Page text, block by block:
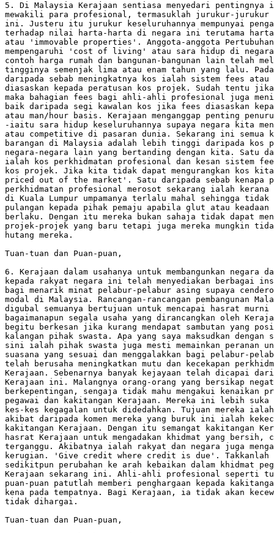
5. Di Malaysia Kerajaan sentiasa menyedari
mewakili para profesional, termasuklah jurukur-jurukur
ini. Justeru itu jurukur keseluruhannya mempunyai
terhadap nilai harta-harta di negara ini terutama
atau 'immovable properties'. Anggota-anggota
mempengaruhi 'cost of living' atau sara hidup di
contoh harga rumah dan bangunan-bangunan lain telah
tingginya semenjak lima atau enam tahun yang lalu.
daripada sebab meningkatnya kos ialah sistem fees atau
diasaskan kepada peratusan kos projek. Sudah tentu
maka bahagian fees bagi ahli-ahli profesional juga
baik daripada segi kawalan kos jika fees diasaskan
atau man/hour basis. Kerajaan menganggap penting
-iaitu sara hidup keseluruhannya supaya negara kita
atau competitive di pasaran dunia. Sekarang ini semua
barangan di Malaysia adalah lebih tinggi daripada kos
negara-negara lain yang bertanding dengan kita. Satu
ialah kos perkhidmatan profesional dan kesan sistem
kos projek. Jika kita tidak dapat mengurangkan kos
priced out of the market'. Satu daripada sebab kenapa
perkhidmatan profesional merosot sekarang ialah kerana
di Kuala Lumpur umpamanya terlalu mahal sehingga tidak
pulangan kepada pihak pemaju apabila glut atau
berlaku. Dengan itu mereka bukan sahaja tidak dapat
projek-projek yang baru tetapi juga mereka mungkin
hutang mereka.
Tuan-tuan dan Puan-puan,
6. Kerajaan dalam usahanya untuk membangunkan negara
kepada rakyat negara ini telah menyediakan berbagai
bagi menarik minat pelabur-pelabur asing supaya
modal di Malaysia. Rancangan-rancangan pembangunan
digubal semuanya bertujuan untuk mencapai hasrat
bagaimanapun segala usaha yang dirancangkan oleh
begitu berkesan jika kurang mendapat sambutan yang
kalangan pihak swasta. Apa yang saya maksudkan
sini ialah pihak swasta juga mesti memainkan peranan
suasana yang sesuai dan menggalakkan bagi pelabur-
telah berusaha meningkatkan mutu dan kecekapan
Kerajaan. Sebenarnya banyak kejayaan telah dicapai
Kerajaan ini. Malangnya orang-orang yang bersikap
berkepentingan, sengaja tidak mahu mengakui kenaikan
pegawai dan kakitangan Kerajaan. Mereka ini lebih
kes-kes kegagalan untuk didedahkan. Tujuan mereka
akibat daripada komen mereka yang buruk ini ialah
kakitangan Kerajaan. Dengan itu semangat kakitangan
hasrat Kerajaan untuk mengadakan khidmat yang bersih,
terganggu. Akibatnya ialah rakyat dan negara juga
kerugian. 'Give credit where credit is due'. Takkanlah
sedikitpun perubahan ke arah kebaikan dalam khidmat
Kerajaan sekarang ini. Ahli-ahli profesional seperti
puan-puan patutlah memberi penghargaan kepada
kena pada tempatnya. Bagi Kerajaan, ia tidak akan
tidak dihargai.
Tuan-tuan dan Puan-puan,